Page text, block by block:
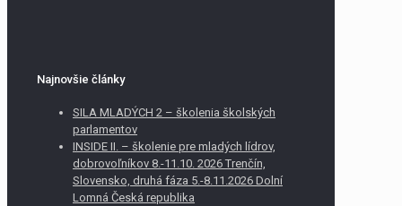
Najnovšie články
SILA MLADÝCH 2 – školenia školských
parlamentov
INSIDE II. – školenie pre mladých lídrov,
dobrovoľníkov 8.-11.10. 2026 Trenčín,
Slovensko, druhá fáza 5.-8.11.2026 Dolní
Lomná Česká republika